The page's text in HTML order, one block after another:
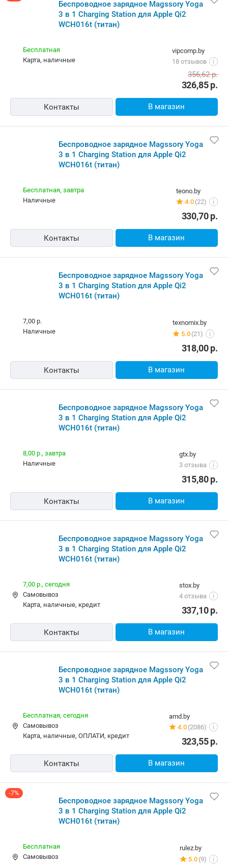
Беспроводное зарядное Magssory Yoga
3 в 1 Charging Station для Apple Qi2
WCH016t (титан)
vipcomp.by
18 отзывов
i
Бесплатная
карта, наличные
326,85р.
356,62р.
Контакты В магазин
Беспроводное зарядное Magssory Yoga
3 в 1 Charging Station для Apple Qi2
WCH016t (титан)
teono.by
4.0 (22) i
Бесплатная, завтра
наличные
330,70р.
Контакты В магазин
Беспроводное зарядное Magssory Yoga
3 в 1 Charging Station для Apple Qi2
WCH016t (титан)
texnomix.by
5.0 (21) i
7,00 р.
наличные
318,00р.
Контакты В магазин
Беспроводное зарядное Magssory Yoga
3 в 1 Charging Station для Apple Qi2
WCH016t (титан)
gtx.by
3 отзыва
i
8,00 р., завтра
наличные
315,80р.
Контакты В магазин
Беспроводное зарядное Magssory Yoga
3 в 1 Charging Station для Apple Qi2
WCH016t (титан)
stox.by
4 отзыва
i
7,00 р., сегодня
Самовывоз
карта, наличные, кредит
337,10р.
Контакты В магазин
Беспроводное зарядное Magssory Yoga
3 в 1 Charging Station для Apple Qi2
WCH016t (титан)
amd.by
4.0 (2086) i
Бесплатная, сегодня
Самовывоз
карта, наличные, ОПЛАТИ, кредит
323,55р.
Контакты В магазин
-7%
Беспроводное зарядное Magssory Yoga
3 в 1 Charging Station для Apple Qi2
WCH016t (титан)
rulez.by
5.0 (9) i
Бесплатная
Самовывоз